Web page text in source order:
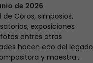
de 2026
de Coros, simposios,
exposiciones
entres otras
hacen eco del legado
y maestra…